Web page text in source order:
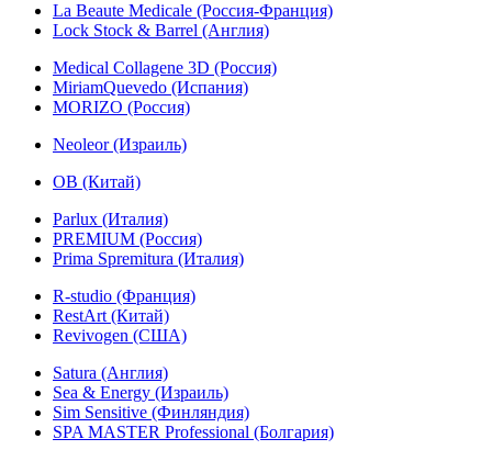
La Beaute Medicale (Россия-Франция)
Lock Stock & Barrel (Англия)
Medical Collagene 3D (Россия)
MiriamQuevedo (Испания)
MORIZO (Россия)
Neoleor (Израиль)
OB (Китай)
Parlux (Италия)
PREMIUM (Россия)
Prima Spremitura (Италия)
R-studio (Франция)
RestArt (Китай)
Revivogen (США)
Satura (Англия)
Sea & Energy (Израиль)
Sim Sensitive (Финляндия)
SPA MASTER Professional (Болгария)